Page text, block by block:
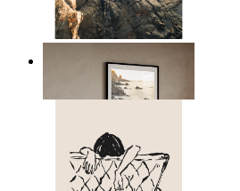
Scandinavian Seascape